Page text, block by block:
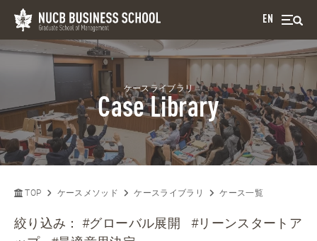
EN
ケースライブラリ
Case Library
TOP ケースメソッド ケースライブラリ ケース一覧
絞り込み：#グローバル展開
#リーンスタートア